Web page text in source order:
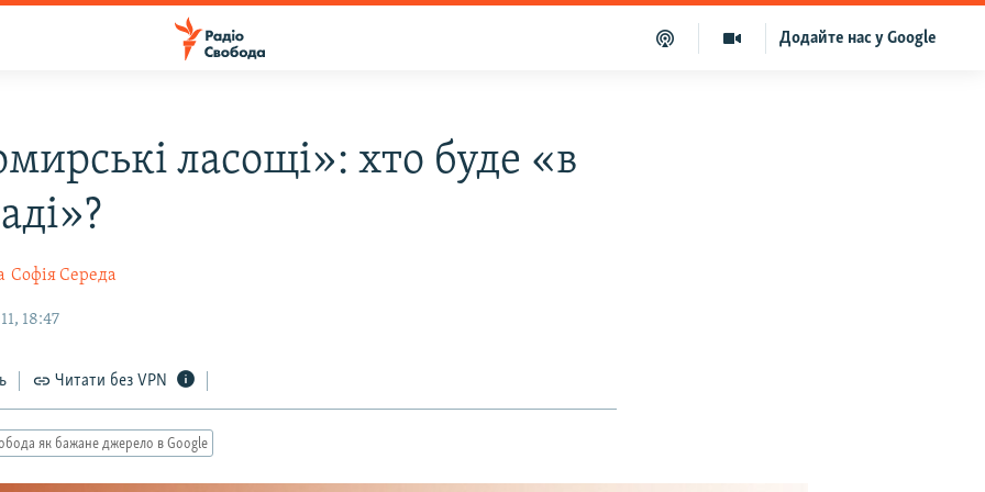
Додайте нас у Google
ласощі»: хто буде «в
Софія Середа
18:47
Читати без VPN
як бажане джерело в Google